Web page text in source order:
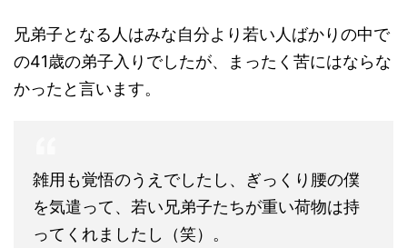
兄弟子となる人はみな自分より若い人ばかりの中で
の41歳の弟子入りでしたが、まったく苦にはならな
かったと言います。
雑用も覚悟のうえでしたし、ぎっくり腰の僕
を気遣って、若い兄弟子たちが重い荷物は持
ってくれましたし（笑）。